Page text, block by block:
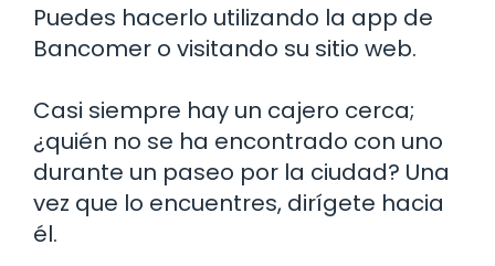
Puedes hacerlo utilizando la app de
Bancomer o visitando su sitio web.
Casi siempre hay un cajero cerca;
¿quién no se ha encontrado con uno
durante un paseo por la ciudad? Una
vez que lo encuentres, dirígete hacia
él.